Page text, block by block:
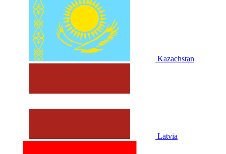
Kazachstan
Latvia